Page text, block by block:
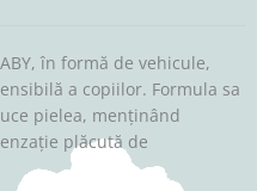
în formă de vehicule,
a copiilor. Formula sa
pielea, menținând
plăcută de